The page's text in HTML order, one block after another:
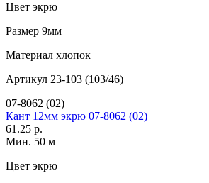
Цвет экрю
Размер 9мм
Материал хлопок
Артикул 23-103 (103/46)
07-8062 (02)
Кант 12мм экрю 07-8062 (02)
61.25 р.
Мин. 50 м
Цвет экрю